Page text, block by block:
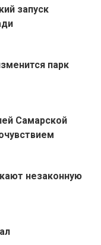
запуск
парк
Самарской
незаконную